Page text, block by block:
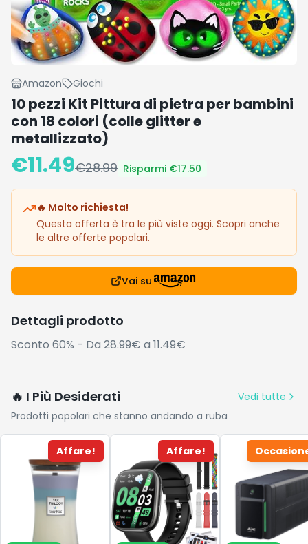
Amazon Giochi
10 pezzi Kit Pittura di pietra per bambini
con 18 colori (colle glitter e
metallizzato)
€11.49€28.99 Risparmi €17.50
🔥 Molto richiesta!
Questa offerta è tra le più viste oggi. Scopri anche
le altre offerte popolari.
Vai su
Dettagli prodotto
Sconto 60% - Da 28.99€ a 11.49€
🔥 I Più Desiderati
Vedi tutte
Prodotti popolari che stanno andando a ruba
Affare! Affare!